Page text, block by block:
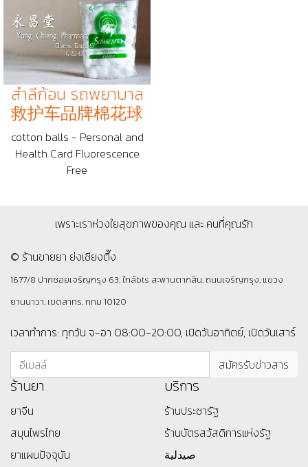
สำลีก้อน รถพยาบาล
救护车品牌棉花球
cotton balls - Personal and
Health Card Fluorescence
Free
เพราะเราห่วงใยสุขภาพของคุณ และ คนที่คุณรัก
© ร้านขายยา ย่งเชียงตึ๊ง
1677/8 ปากซอยเจริญกรุง 63, ใกล้bts สะพานตากสิน, ถนนเจริญกรุง, แขวง
ยานนาวา, เขตสาทร, กทม 10120
เวลาทำการ: ทุกวัน จ-อา 08:00-20:00, เปิดวันอาทิตย์, เปิดวันเสาร์
ร้านยา
ยาจีน
สมุนไพรไทย
ยาแผนปัจจุบัน
บริการ
ร้านประชารัฐ
ร้านบัตรสว้สดิการแห่งรัฐ
صيدلية